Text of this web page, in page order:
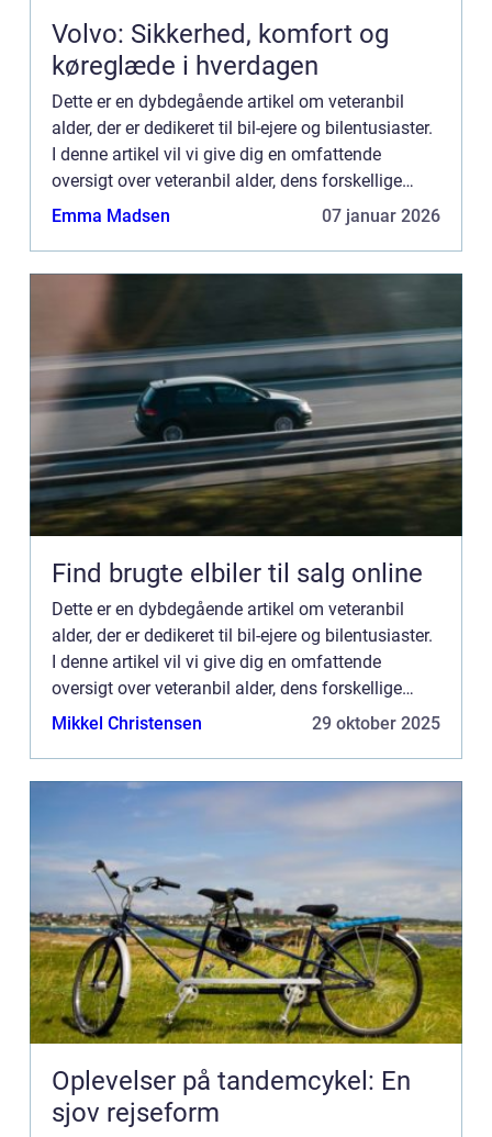
Volvo: Sikkerhed, komfort og
køreglæde i hverdagen
Dette er en dybdegående artikel om veteranbil
alder, der er dedikeret til bil-ejere og bilentusiaster.
I denne artikel vil vi give dig en omfattende
oversigt over veteranbil alder, dens forskellige
typer, populære modeller, kvantitative m...
Emma Madsen 07 januar 2026
Find brugte elbiler til salg online
Dette er en dybdegående artikel om veteranbil
alder, der er dedikeret til bil-ejere og bilentusiaster.
I denne artikel vil vi give dig en omfattende
oversigt over veteranbil alder, dens forskellige
typer, populære modeller, kvantitative m...
Mikkel Christensen 29 oktober 2025
Oplevelser på tandemcykel: En
sjov rejseform